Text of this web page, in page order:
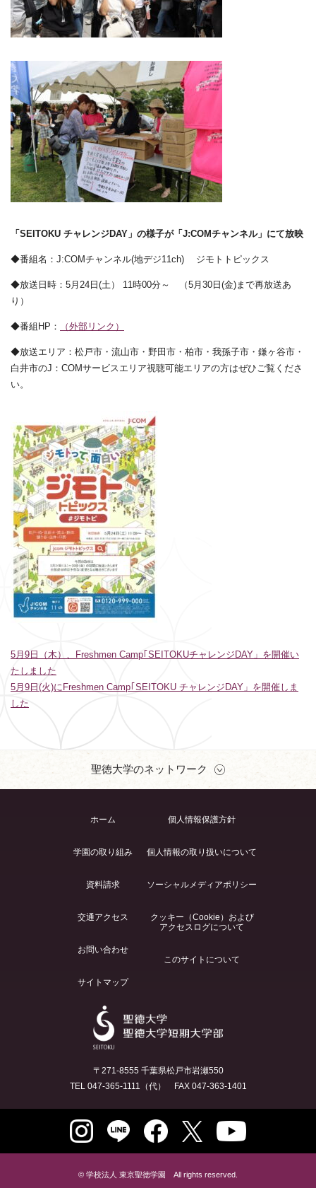
「SEITOKU チャレンジDAY」の様子が「J:COMチャンネル」にて放映
◆番組名：J:COMチャンネル(地デジ11ch) ジモトトピックス
◆放送日時：5月24日(土） 11時00分～ （5月30日(金)まで再放送あ
り）
◆番組HP： （外部リンク）
◆放送エリア：松戸市・流山市・野田市・柏市・我孫子市・鎌ヶ谷市・
白井市のJ：COMサービスエリア視聴可能エリアの方はぜひご覧くださ
い。
5月9日（木）、Freshmen Camp｢SEITOKUチャレンジDAY」を開催い
たしました
5月9日(火)にFreshmen Camp｢SEITOKU チャレンジDAY」を開催しま
した
聖徳大学のネットワーク
ホーム
学園の取り組み
資料請求
交通アクセス
お問い合わせ
サイトマップ
個人情報保護方針
個人情報の取り扱いについて
ソーシャルメディアポリシー
クッキー（Cookie）および
アクセスログについて
このサイトについて
〒271-8555 千葉県松戸市岩瀬550
TEL 047-365-1111（代） FAX 047-363-1401
© 学校法人 東京聖徳学園 All rights reserved.